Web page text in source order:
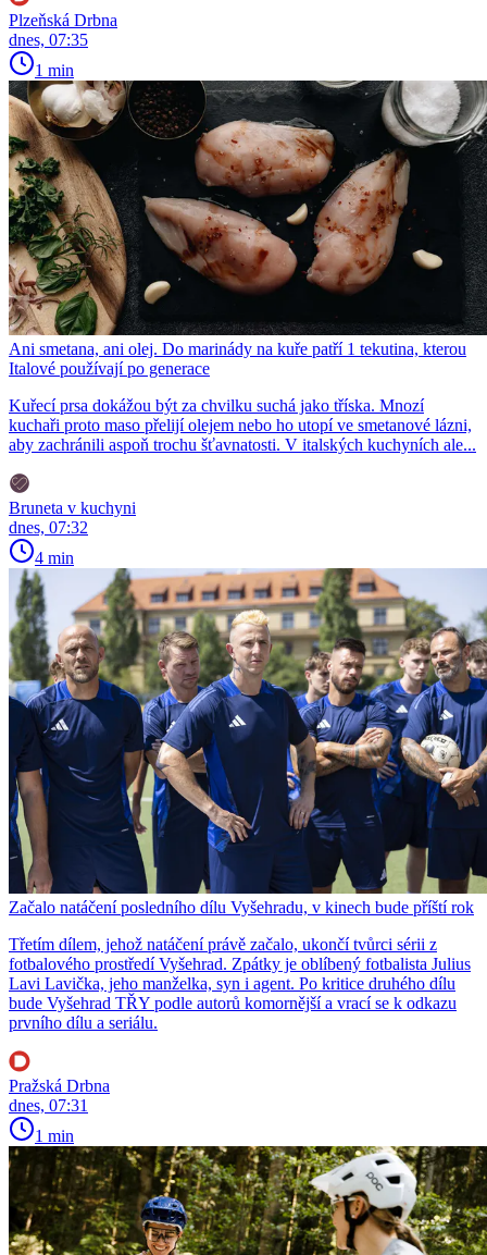
Plzeňská Drbna
dnes, 07:35
1 min
Ani smetana, ani olej. Do marinády na kuře patří 1 tekutina, kterou
Italové používají po generace
Kuřecí prsa dokážou být za chvilku suchá jako tříska. Mnozí
kuchaři proto maso přelijí olejem nebo ho utopí ve smetanové lázni,
aby zachránili aspoň trochu šťavnatosti. V italských kuchyních ale...
Bruneta v kuchyni
dnes, 07:32
4 min
Začalo natáčení posledního dílu Vyšehradu, v kinech bude příští rok
Třetím dílem, jehož natáčení právě začalo, ukončí tvůrci sérii z
fotbalového prostředí Vyšehrad. Zpátky je oblíbený fotbalista Julius
Lavi Lavička, jeho manželka, syn i agent. Po kritice druhého dílu
bude Vyšehrad TŘY podle autorů komornější a vrací se k odkazu
prvního dílu a seriálu.
Pražská Drbna
dnes, 07:31
1 min